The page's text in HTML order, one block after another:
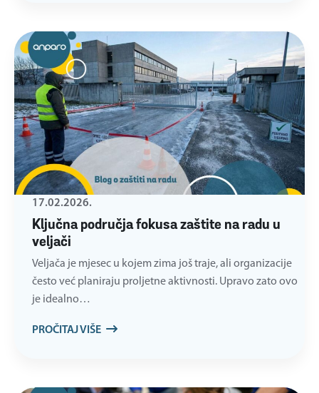
Ključna područja fokusa zaštite na radu u
veljači
17.02.2026.
Veljača je mjesec u kojem zima još traje, ali organizacije
često već planiraju proljetne aktivnosti. Upravo zato ovo
je idealno…
PROČITAJ VIŠE